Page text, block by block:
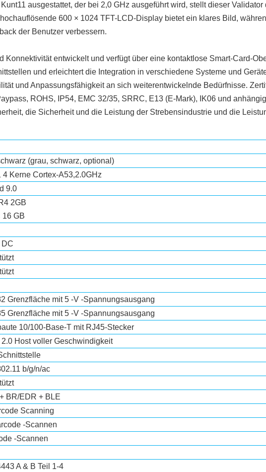
ausgestattet, der bei 2,0 GHz ausgeführt wird, stellt dieser
600 × 1024 TFT-LCD-Display bietet ein klares Bild,
der Benutzer verbessern.
Konnektivität entwickelt und verfügt über eine kontaktlose Smart-Card-
und erleichtert die Integration in verschiedene Systeme und
und Anpassungsfähigkeit an sich weiterentwickelnde Bedürfnisse.
ROHS, IP54, EMC 32/35, SRRC, E13 (E-Mark), IK06 und
die Sicherheit und die Leistung der Strebensindustrie und die
(grau, schwarz, optional)
4 Kerne Cortex-A53,2.0GHz
9.0
2GB
16 GB
DC
Grenzfläche mit 5 -V -Spannungsausgang
Grenzfläche mit 5 -V -Spannungsausgang
10/100-Base-T mit RJ45-Stecker
2.0 Host voller Geschwindigkeit
b/g/n/ac
BR/EDR + BLE
Scanning
-Scannen
-Scannen
A & B Teil 1-4